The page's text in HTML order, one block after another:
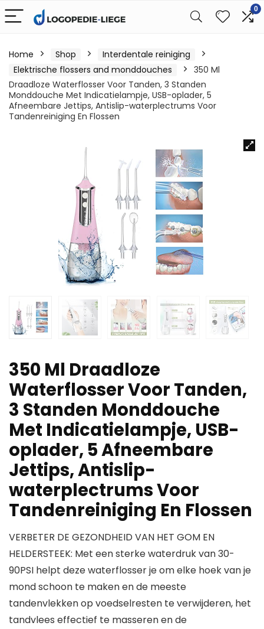
0
Home Shop
Interdentale reiniging
Elektrische flossers and monddouches
350 Ml
Draadloze Waterflosser Voor Tanden, 3 Standen
Monddouche Met Indicatielampje, USB-oplader, 5
Afneembare Jettips, Antislip-waterplectrums Voor
Tandenreiniging En Flossen
350 Ml Draadloze
Waterflosser Voor Tanden,
3 Standen Monddouche
Met Indicatielampje, USB-
oplader, 5 Afneembare
Jettips, Antislip-
waterplectrums Voor
Tandenreiniging En Flossen
VERBETER DE GEZONDHEID VAN HET GOM EN
HELDERSTEEK: Met een sterke waterdruk van 30-
90PSI helpt deze waterflosser je om elke hoek van je
mond schoon te maken en de meeste
tandenvlekken op voedselresten te verwijderen, het
tandvlees effectief te masseren en de